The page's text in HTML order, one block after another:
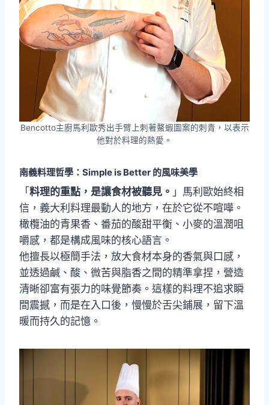
Bencotto主廚馬利歐秀出手臂上刺著鰲蝦圖案的刺青，以表示
他對於料理的熱愛。
南義料理哲學：Simple is Better 的風味美學
「料理的重點，是讓食材被聽見。 」馬利歐始終相
信，義大利料理最動人的地方，在於它從不喧嘩。
橄欖油的青果香、番茄的酸甜平衡、小麥的溫潤咀
嚼感，都是構成風味的核心語言。
他擅長以極簡手法，放大食材本身的香氣與口感，
並透過鹹、酸、微苦與脂香之間的精準拿捏，營造
清晰卻富有張力的味覺節奏。這樣的料理不追求瞬
間震撼，而是在入口後，慢慢於舌尖鋪展，留下溫
暖而持久的記憶。